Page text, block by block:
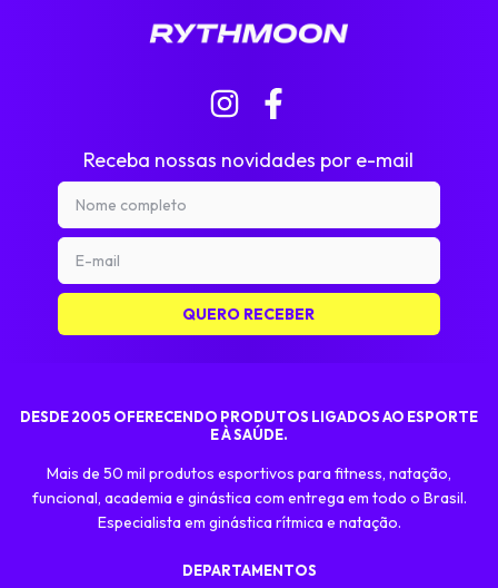
Receba nossas novidades por e-mail
DESDE 2005 OFERECENDO PRODUTOS LIGADOS AO ESPORTE
E À SAÚDE.
Mais de 50 mil produtos esportivos para fitness, natação,
funcional, academia e ginástica com entrega em todo o Brasil.
Especialista em ginástica rítmica e natação.
DEPARTAMENTOS